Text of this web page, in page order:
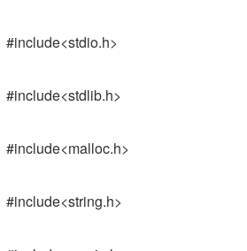
#include<stdio.h>
#include<stdlib.h>
#include<malloc.h>
#include<string.h>